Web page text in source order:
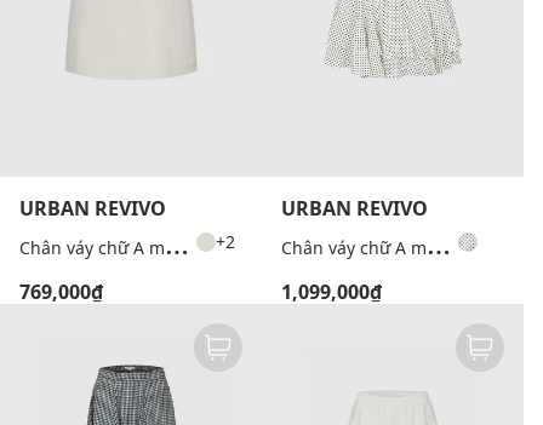
URBAN REVIVO
C
hân váy chữ A mini hiện đại +2
769,000₫
URBAN REVIVO
C
hân váy chữ A mini xếp tầng chấm bi
1,099,000₫